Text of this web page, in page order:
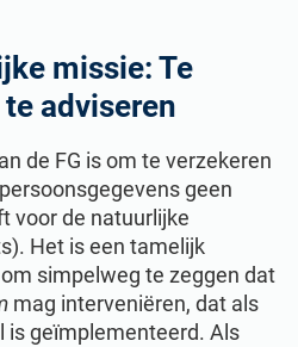
missie: Te
adviseren
de FG is om te verzekeren
geen
voor de natuurlijke
Het is een tamelijk
simpelweg te zeggen dat
mag interveniëren, dat als
is geïmplementeerd. Als